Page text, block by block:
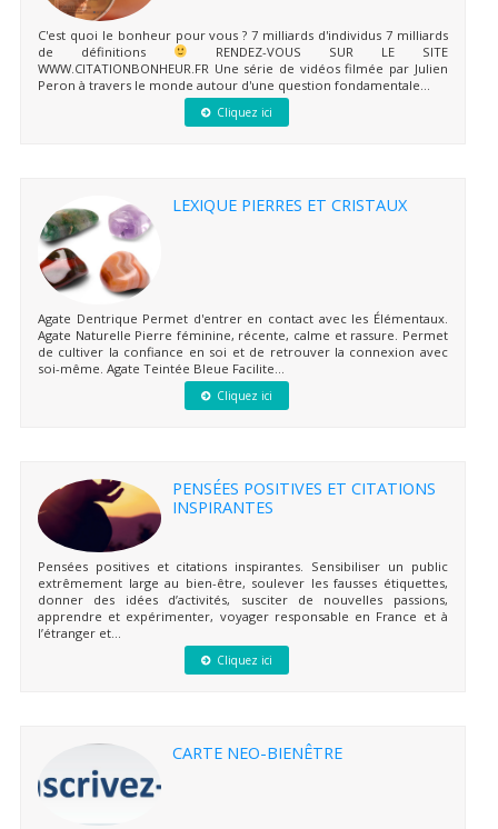
C'est quoi le bonheur pour vous ? 7 milliards d'individus 7 milliards
de définitions
RENDEZ-VOUS SUR LE SITE
WWW.CITATIONBONHEUR.FR Une série de vidéos filmée par Julien
Peron à travers le monde autour d'une question fondamentale...
Cliquez ici
LEXIQUE PIERRES ET CRISTAUX
Agate Dentrique Permet d'entrer en contact avec les Élémentaux.
Agate Naturelle Pierre féminine, récente, calme et rassure. Permet
de cultiver la confiance en soi et de retrouver la connexion avec
soi-même. Agate Teintée Bleue Facilite...
Cliquez ici
PENSÉES POSITIVES ET CITATIONS
INSPIRANTES
Pensées positives et citations inspirantes. Sensibiliser un public
extrêmement large au bien-être, soulever les fausses étiquettes,
donner des idées d’activités, susciter de nouvelles passions,
apprendre et expérimenter, voyager responsable en France et à
l’étranger et...
Cliquez ici
CARTE NEO-BIENÊTRE